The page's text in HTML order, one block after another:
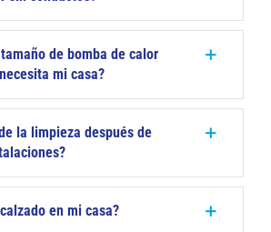
de bomba de calor
mi casa?
la limpieza después de
en mi casa?